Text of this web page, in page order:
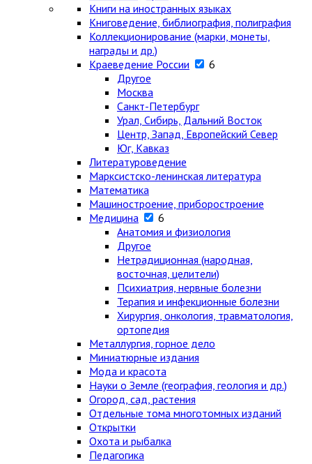
Книги на иностранных языках
Книговедение, библиография, полиграфия
Коллекционирование (марки, монеты,
награды и др.)
Краеведение России
6
Другое
Москва
Санкт-Петербург
Урал, Сибирь, Дальний Восток
Центр, Запад, Европейский Север
Юг, Кавказ
Литературоведение
Марксистско-ленинская литература
Математика
Машиностроение, приборостроение
Медицина
6
Анатомия и физиология
Другое
Нетрадиционная (народная,
восточная, целители)
Психиатрия, нервные болезни
Терапия и инфекционные болезни
Хирургия, онкология, травматология,
ортопедия
Металлургия, горное дело
Миниатюрные издания
Мода и красота
Науки о Земле (география, геология и др.)
Огород, сад, растения
Отдельные тома многотомных изданий
Открытки
Охота и рыбалка
Педагогика